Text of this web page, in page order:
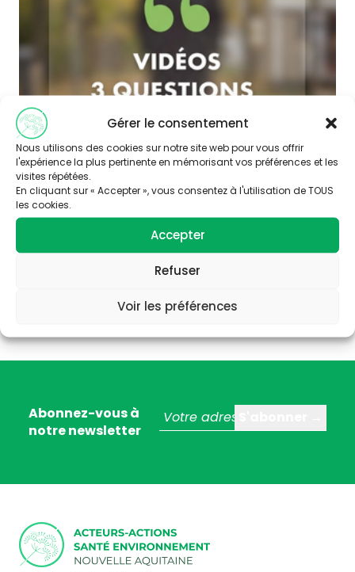
Gérer le consentement
Nous utilisons des cookies sur notre site web pour vous offrir
l'expérience la plus pertinente en mémorisant vos préférences et les
visites répétées.
En cliquant sur « Accepter », vous consentez à l'utilisation de TOUS
les cookies.
Accepter
Refuser
Voir les préférences
Abonnez-vous à
notre newsletter